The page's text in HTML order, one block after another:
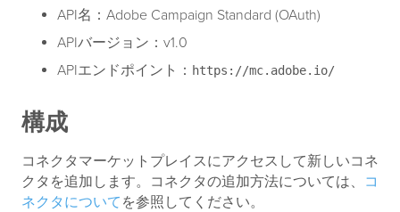
API名：Adobe Campaign Standard (OAuth)
APIバージョン：v1.0
APIエンドポイント： https://mc.adobe.io/
構成
コネクタマーケットプレイスにアクセスして新しいコネ
クタを追加します。コネクタの追加方法については、 コ
ネクタについて を参照してください。